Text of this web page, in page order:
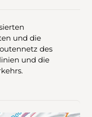
und die
des
und die